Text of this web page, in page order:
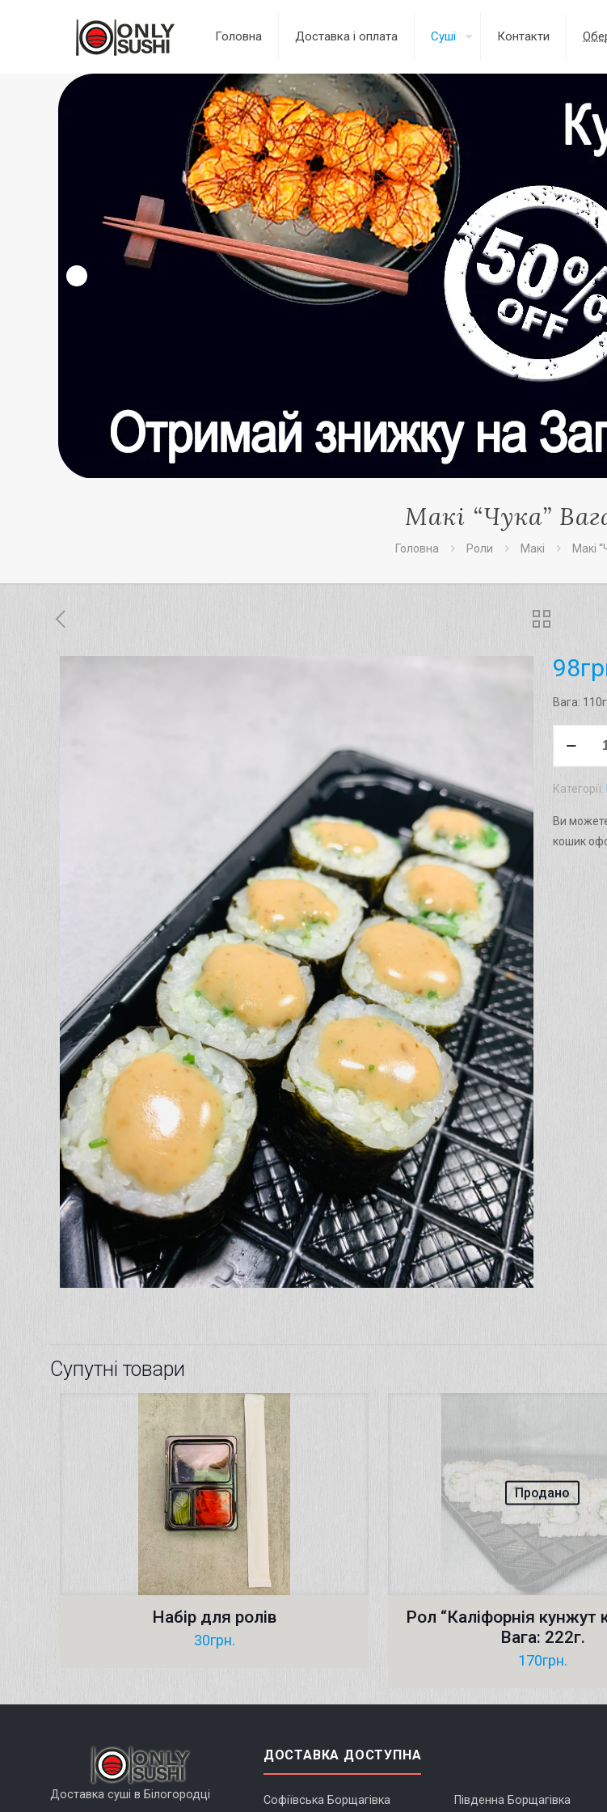
Головна Доставка і оплата Суші Контакти
Макі “Чука”
Головна Роли Макі Макі
98
Вага: 110г.
110г.
кількість
Категорії:
Ви
кошик
Супутні товари
Набір для ролів
30грн.
Продано
Рол “Каліфорнія кунжут
Вага: 222г.
170грн.
Доставка суші в Білогородці
ДОСТАВКА ДОСТУПНА
Софіївська Борщагівка Південна Борщагівка